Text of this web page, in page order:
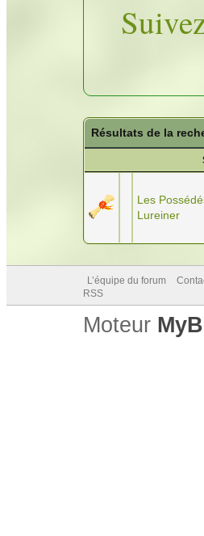
Résultats de la
Les
Lureiner
L’équipe du forum
RSS
Moteur